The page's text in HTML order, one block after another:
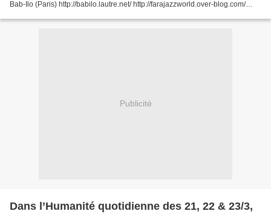
Bab-Ilo (Paris) http://babilo.lautre.net/ http://farajazzworld.over-blog.com/
Publicité
Dans l’Humanité quotidienne des 21, 22 & 23/3,